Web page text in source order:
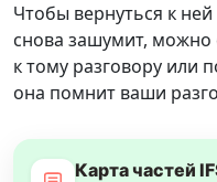
Чтобы вернуться к
снова зашумит, можно
к тому разговору или
она помнит ваши
Карта частей